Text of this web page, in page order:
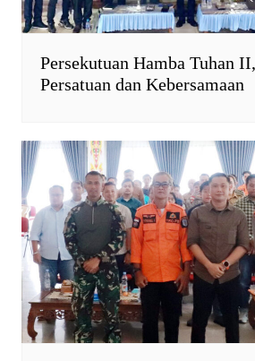
Persekutuan Hamba Tuhan
Persatuan dan Kebersamaan